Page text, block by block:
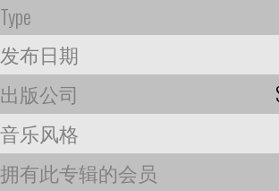
Type
发布日期
出版公司
音乐风格
拥有此专辑的会员